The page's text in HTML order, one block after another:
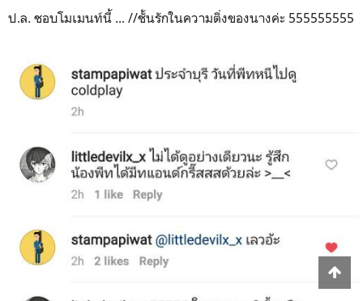
ป.ล. ชอบโมเมนท์นี้ ... //ชั้นรักในความติ่งของนางค่ะ 555555555